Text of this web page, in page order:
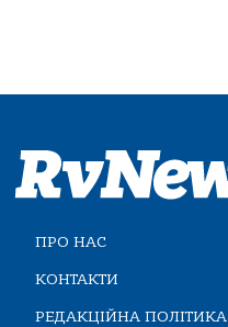
ПРО НАС
КОНТАКТИ
РЕДАКЦІЙНА ПОЛІТИКА